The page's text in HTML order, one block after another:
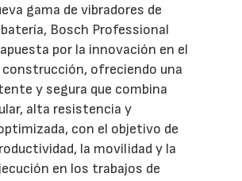
gama de vibradores de
Bosch Professional
por la innovación en el
ofreciendo una
y segura que combina
alta resistencia y
con el objetivo de
la movilidad y la
en los trabajos de